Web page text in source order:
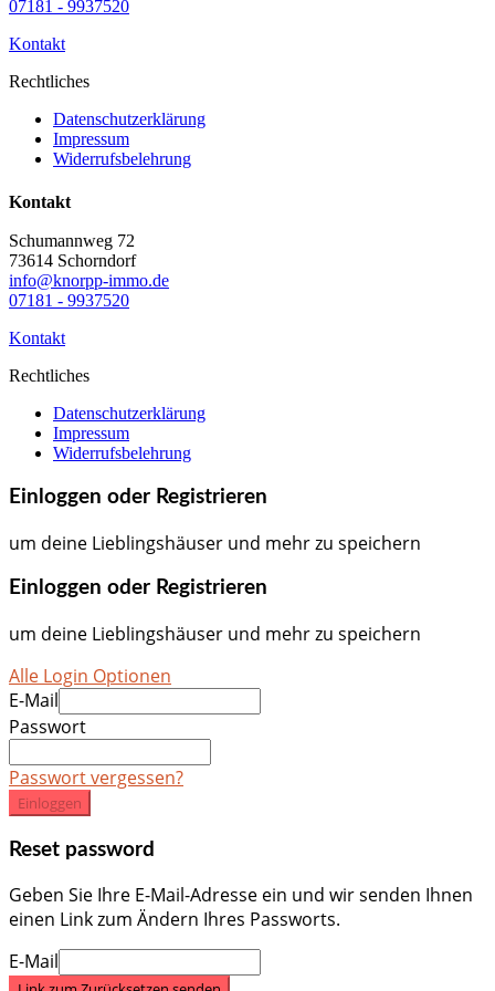
07181 - 9937520
Kontakt
Rechtliches
Datenschutzerklärung
Impressum
Widerrufsbelehrung
Kontakt
Schumannweg 72
73614 Schorndorf
info@knorpp-immo.de
07181 - 9937520
Kontakt
Rechtliches
Datenschutzerklärung
Impressum
Widerrufsbelehrung
Einloggen oder Registrieren
um deine Lieblingshäuser und mehr zu speichern
Einloggen oder Registrieren
um deine Lieblingshäuser und mehr zu speichern
Alle Login Optionen
E-Mail
Passwort
Passwort vergessen?
Einloggen
Reset password
Geben Sie Ihre E-Mail-Adresse ein und wir senden Ihnen
einen Link zum Ändern Ihres Passworts.
E-Mail